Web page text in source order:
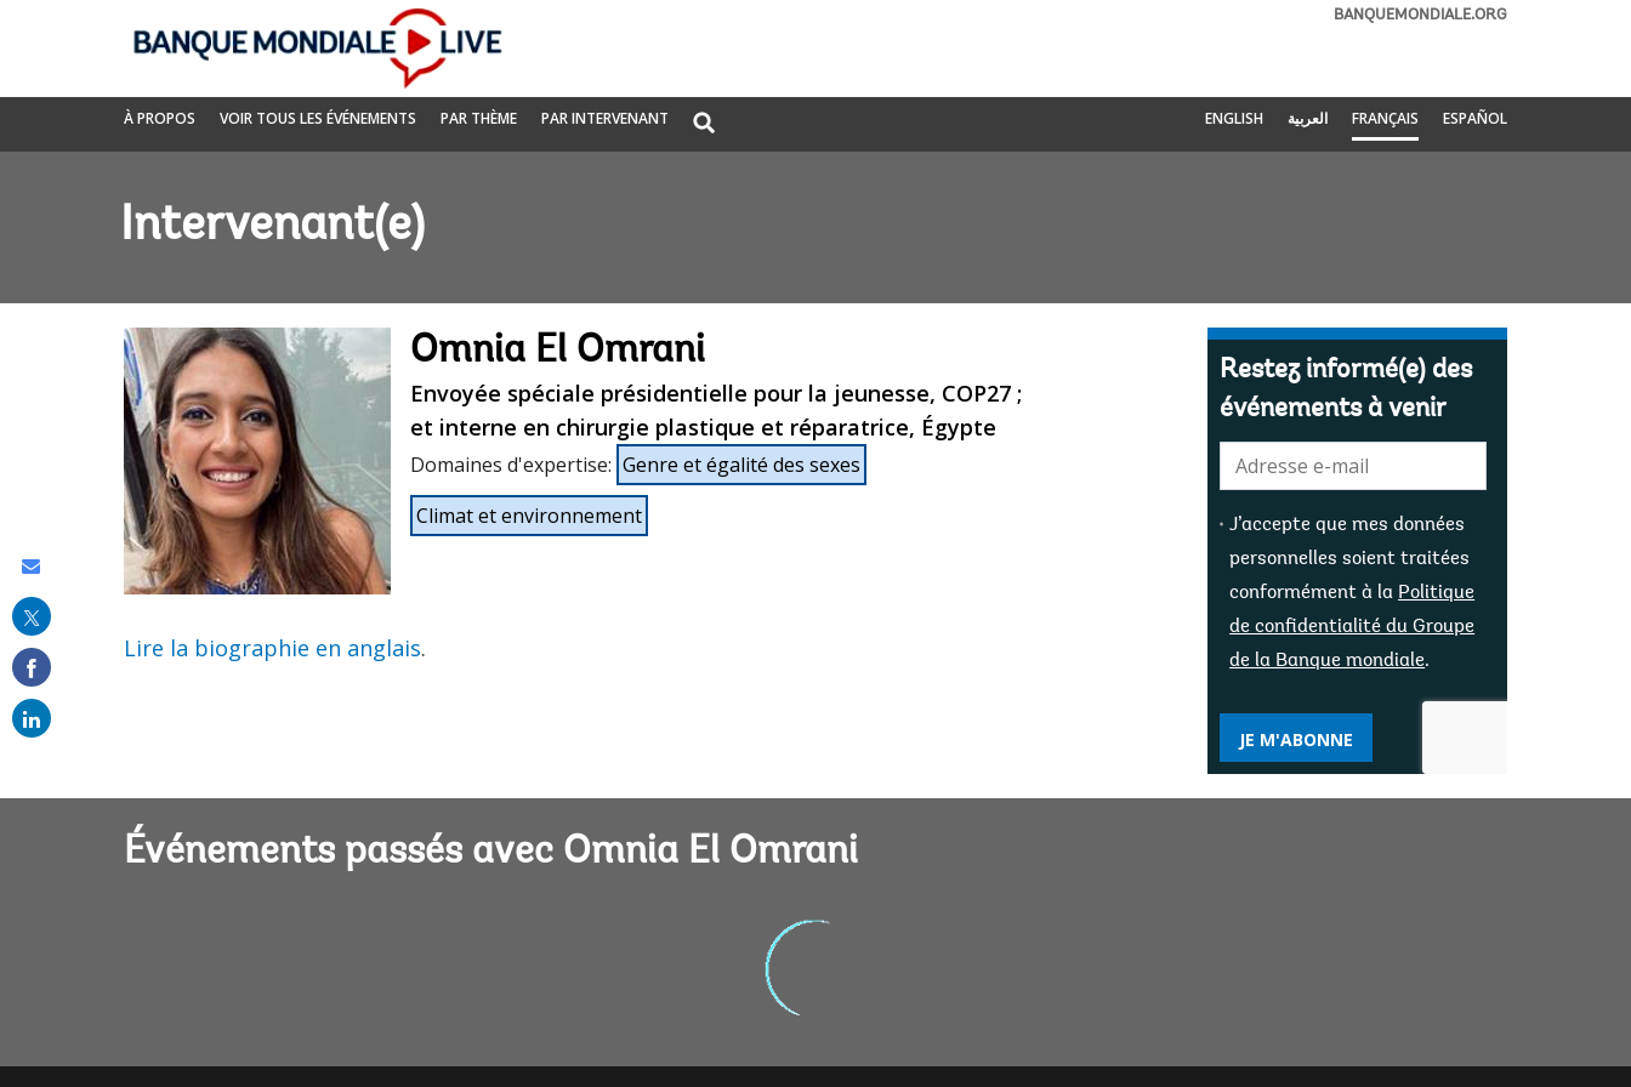
Navigation
Banque
mondiale
BANQUEMONDIALE.ORG
À PROPOS VOIR TOUS LES ÉVÉNEMENTS PAR THÈME PAR INTERVENANT
Global
ENGLISH العربية FRANÇAIS ESPAÑOL
Intervenant(e)
Omnia El Omrani
Envoyée spéciale présidentielle pour la jeunesse, COP27 ;
et interne en chirurgie plastique et réparatrice, Égypte
Domaines d'expertise: Genre et égalité des sexes
Climat et environnement
Lire la biographie en anglais.
Restez informé(e) des
événements à venir
mail:
J’accepte que mes données
personnelles soient traitées
conformément à la Politique
de confidentialité du Groupe
de la Banque mondiale.
JE M'ABONNE
Événements passés avec Omnia El Omrani
this
email